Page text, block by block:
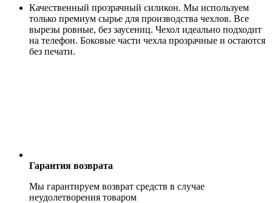
Качественный прозрачный силикон. Мы используем
только премиум сырье для производства чехлов. Все
вырезы ровные, без заусениц. Чехол идеально подходит
на телефон. Боковые части чехла прозрачные и остаются
без печати.
Гарантия возврата
Мы гарантируем возврат средств в случае
неудолетворения товаром